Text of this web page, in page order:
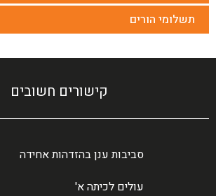
תשלומי הורים
קישורים חשובים
סביבות ענן בהזדהות אחידה
עולים לכיתה א'